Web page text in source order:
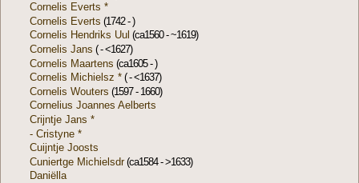
Cornelis Everts *
Cornelis Everts (1742 - )
Cornelis Hendriks Uul (ca1560 - ~1619)
Cornelis Jans ( - <1627)
Cornelis Maartens (ca1605 - )
Cornelis Michielsz * ( - <1637)
Cornelis Wouters (1597 - 1660)
Cornelius Joannes Aelberts
Crijntje Jans *
- Cristyne *
Cuijntje Joosts
Cuniertge Michielsdr(ca1584 - >1633)
Daniëlla